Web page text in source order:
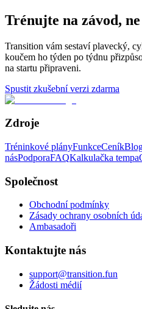
Trénujte na závod,
Transition vám sestaví plavecký,
koučem ho týden po týdnu
na startu připraveni.
Spustit zkušební verzi zdarma
Zdroje
Tréninkové plányFunkceCeník
násPodporaFAQKalkulačka tempa
Společnost
Obchodní podmínky
Zásady ochrany osobních
Ambasadoři
Kontaktujte nás
support@transition.fun
Žádosti médií